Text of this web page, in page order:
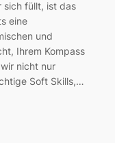
sich füllt, ist das
eine
und
Ihrem Kompass
nicht nur
Soft Skills,…